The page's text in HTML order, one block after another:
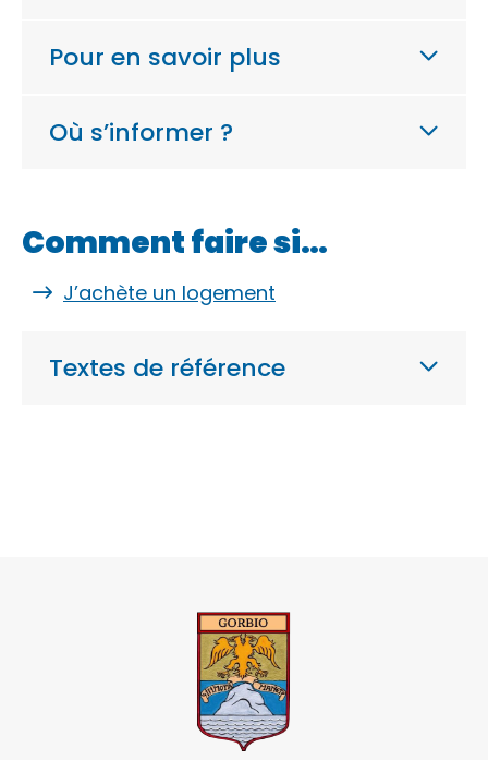
Pour en savoir plus
Où s’informer ?
Comment faire si…
J’achète un logement
Textes de référence